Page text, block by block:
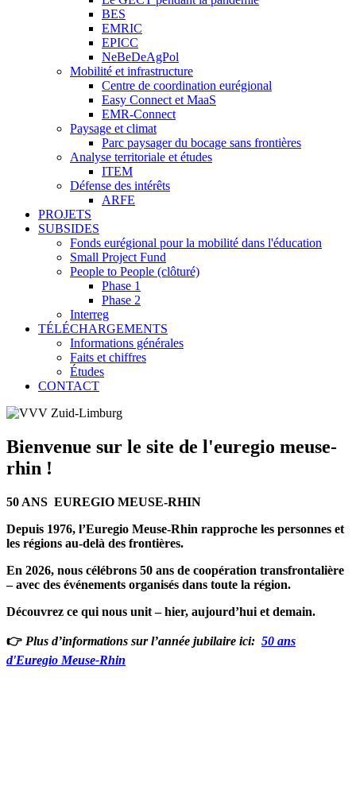
BES
EMRIC
EPICC
NeBeDeAgPol
Mobilité et infrastructure
Centre de coordination eurégional
Easy Connect et MaaS
EMR-Connect
Paysage et climat
Parc paysager du bocage sans frontières
Analyse territoriale et études
ITEM
Défense des intérêts
ARFE
PROJETS
SUBSIDES
Fonds eurégional pour la mobilité dans l'éducation
Small Project Fund
People to People (clôturé)
Phase 1
Phase 2
Interreg
TÉLÉCHARGEMENTS
Informations générales
Faits et chiffres
Études
CONTACT
Bienvenue sur le site de l'euregio meuse-
rhin !
50 ANS EUREGIO MEUSE-RHIN
Depuis 1976, l’Euregio Meuse-Rhin rapproche les personnes et
les régions au-delà des frontières.
En 2026, nous célébrons 50 ans de coopération transfrontalière
– avec des événements organisés dans toute la région.
Découvrez ce qui nous unit – hier, aujourd’hui et demain.
👉 Plus d’informations sur l’année jubilaire ici: 50 ans
d'Euregio Meuse-Rhin